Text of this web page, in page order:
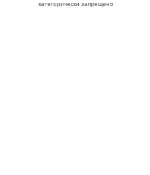
категорически запрещено